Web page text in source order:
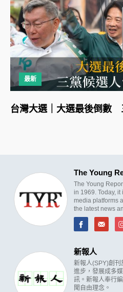
最新
台灣大選｜大選最後倒數
The Young
The Young
in 1969. Today,
media platforms
the latest news
新報人
新報人(SPY)創
進步，發展成多
訊。新報人奉行
聞自由理念。